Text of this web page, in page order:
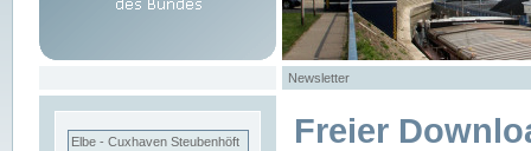
Newsletter
Elbe - Cuxhaven Steubenhöft Freier